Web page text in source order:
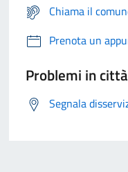
Chiama il
Prenota un
Problemi in città
Segnala